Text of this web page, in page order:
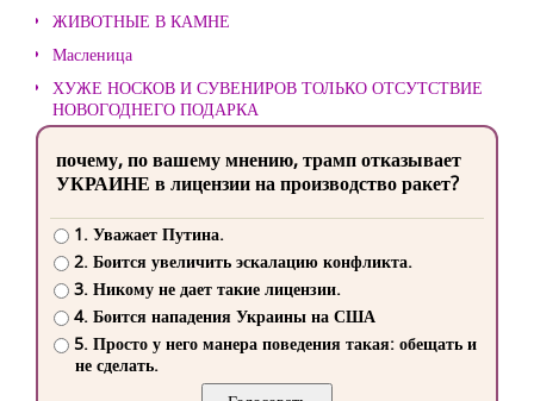
ЖИВОТНЫЕ В КАМНЕ
Масленица
ХУЖЕ НОСКОВ И СУВЕНИРОВ ТОЛЬКО ОТСУТСТВИЕ
НОВОГОДНЕГО ПОДАРКА
почему, по вашему мнению, трамп отказывает
УКРАИНЕ в лицензии на производство ракет?
1. Уважает Путина.
2. Боится увеличить эскалацию конфликта.
3. Никому не дает такие лицензии.
4. Боится нападения Украины на США
5. Просто у него манера поведения такая: обещать и
не сделать.